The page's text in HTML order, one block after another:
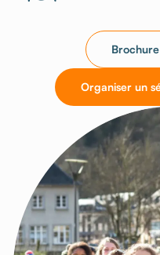
Organiser un